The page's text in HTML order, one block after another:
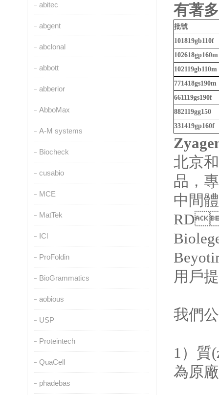
abitec
abgent
abclonal
abbott
abberior
AbboMax
A-M systems
Biocheck
cusabio
MCE
MatTek
ICl
ProFoldin
BioGrammatics
aobious
USP
Proteintech
QuaCell
phadebas
有著
批號
101819gb110f
102618gp160m
102119gb110m
771418gs190m
661119gs190f
882119gg150
331419gp160f
北京和
品
中間
用戶提
我們
1）質
為原